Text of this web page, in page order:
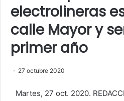
electrolineras
calle Mayor y
primer año
27 octubre 2020
Martes, 27 oct. 2020.